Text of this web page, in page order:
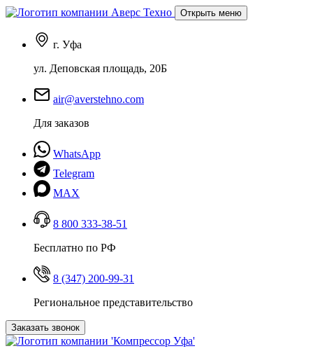
Открыть меню
г. Уфа
ул. Деповская площадь, 20Б
air@averstehno.com
Для заказов
WhatsApp
Telegram
MAX
8 800 333-38-51
Бесплатно по РФ
8 (347) 200-99-31
Региональное представительство
Заказать звонок